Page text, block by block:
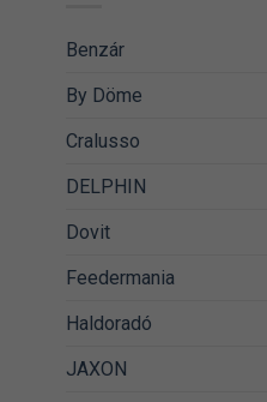
Benzár
By Döme
Cralusso
DELPHIN
Dovit
Feedermania
Haldoradó
JAXON